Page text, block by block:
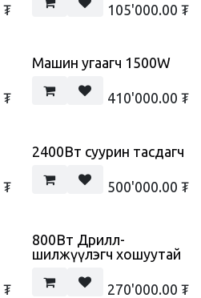
₮ 105'000.00 ₮
₮
Машин угаагч 1500W
410'000.00 ₮
₮
2400Вт суурин тасдагч
500'000.00 ₮
₮
800Вт Дрилл-
шилжүүлэгч хошуутай
270'000.00 ₮